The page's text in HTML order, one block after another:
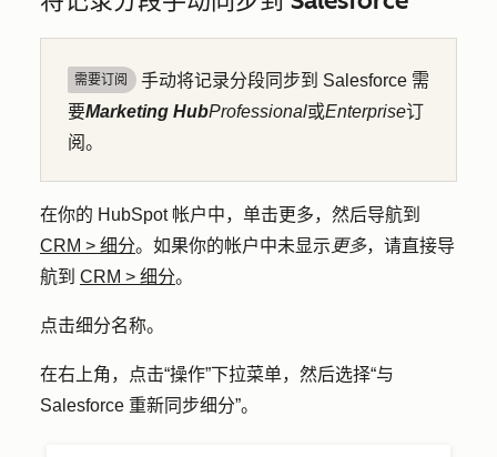
需要订阅
手动将记录分段同步到 Salesforce 需
要Marketing HubProfessional或Enterprise订
阅。
在你的 HubSpot 帐户中，单击更多，然后导航到
CRM > 细分。如果你的帐户中未显示 更多，请直接导
航到 CRM > 细分。
点击细分名称。
在右上角，点击“操作”下拉菜单，然后选择“与
Salesforce 重新同步细分”。